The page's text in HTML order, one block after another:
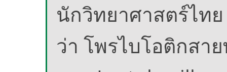
นักวิทยาศาสตร์ไท
ว่า โพรไบโอติกสา